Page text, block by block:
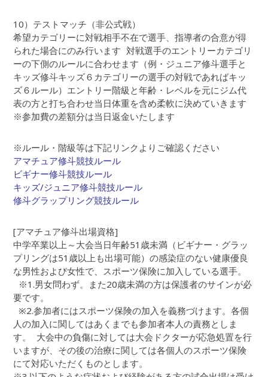
10）テストマッチ（非公式戦）
希望カテゴリーに対戦相手不在で選手、指導者の合意が得
られた場合にのみ行います 対戦選手のエントリーカテゴリ
ーの下側のルールに合わせます（例・ジュニア修斗選手と
キッズ修斗キッズ６カテゴリーの選手の対戦であればキッ
ズ６ルール）エントリー階級と年齢・レベルを元にジム代
表の方と打ち合わせ当日体重を含め柔軟に決めていきます
※参加費の差額分は当日返金いたします
※ルール・階級等は下記リンクよりご確認ください
アマチュア修斗競技ルール
ビギナー修斗競技ルール
キッズ/ジュニア修斗競技ルール
修斗グラップリング競技ルール
[アマチュア修斗出場資格]
中学卒業以上～大会当日年齢51歳未満（ビギナー・グラッ
プリングは51歳以上も出場可能）の感染症のない健康優良
な男性および女性で、スポーツ保険に加入している選手。
※1.男女問わず。また20歳未満の方は保護者のサインが必
要です。
※2.参加者にはスポーツ保険の加入を義務づけます。各個
人の加入に関してはあくまでも参加者本人の責務としま
す。 大会中の負傷に対しては大会ドクターが応急処置を行
いますが、その後の治療に関しては各個人のスポーツ保険
にて対応いただくものとします。